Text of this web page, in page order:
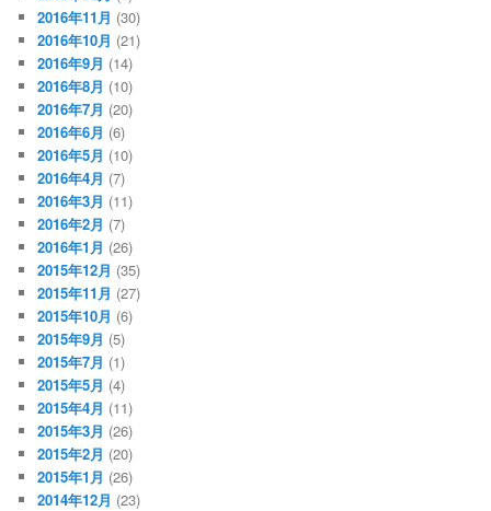
2016年11月 (30)
2016年10月 (21)
2016年9月 (14)
2016年8月 (10)
2016年7月 (20)
2016年6月 (6)
2016年5月 (10)
2016年4月 (7)
2016年3月 (11)
2016年2月 (7)
2016年1月 (26)
2015年12月 (35)
2015年11月 (27)
2015年10月 (6)
2015年9月 (5)
2015年7月 (1)
2015年5月 (4)
2015年4月 (11)
2015年3月 (26)
2015年2月 (20)
2015年1月 (26)
2014年12月 (23)